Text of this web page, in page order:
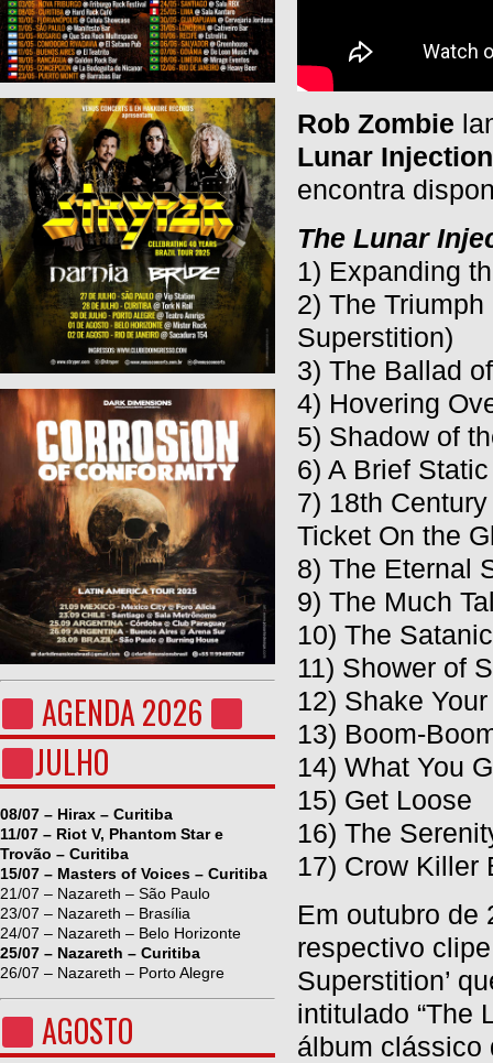
AGENDA 2026
JULHO
08/07 – Hirax – Curitiba
11/07 – Riot V, Phantom Star e
Trovão – Curitiba
15/07 – Masters of Voices – Curitiba
21/07 – Nazareth – São Paulo
23/07 – Nazareth – Brasília
24/07 – Nazareth – Belo Horizonte
25/07 – Nazareth – Curitiba
26/07 – Nazareth – Porto Alegre
AGOSTO
Rob Zombie
Lunar
encontra
The Lunar
1) Expanding
2) The
Superstition)
3) The Ballad
4) Hovering
5) Shadow of
6) A Brief
7) 18th
Ticket On the
8) The Eternal
9) The Much
10) The
11) Shower of
12) Shake
13) Boom-
14) What You
15) Get Loose
16) The
17) Crow Killer
Em outubro de
respectivo
Superstition’
intitulado “The
álbum clássico